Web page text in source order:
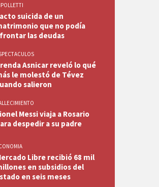
suicida de un
que no podía
las deudas
Asnicar reveló lo qué
le molestó de Tévez
salieron
Messi viaja a Rosario
despedir a su padre
Libre recibió 68 mil
en subsidios del
en seis meses